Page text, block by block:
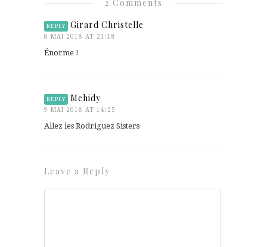
2 Comments
REPLY Girard Christelle
8 MAI 2018 AT 21:18
Énorme !
REPLY Mehidy
9 MAI 2018 AT 14:25
Allez les Rodriguez Sisters
Leave a Reply